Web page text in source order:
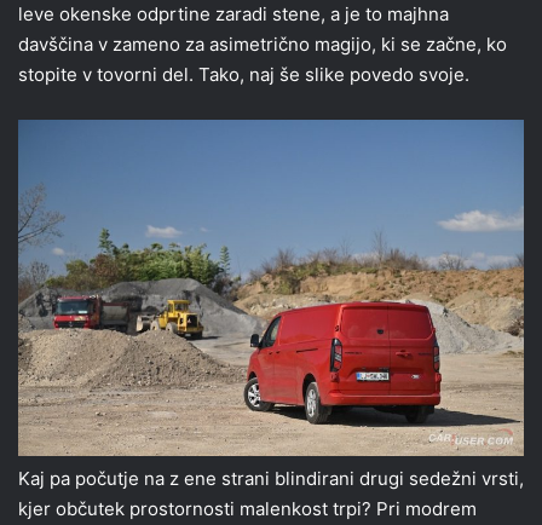
leve okenske odprtine zaradi stene, a je to majhna
davščina v zameno za asimetrično magijo, ki se začne, ko
stopite v tovorni del. Tako, naj še slike povedo svoje.
Kaj pa počutje na z ene strani blindirani drugi sedežni vrsti,
kjer občutek prostornosti malenkost trpi? Pri modrem